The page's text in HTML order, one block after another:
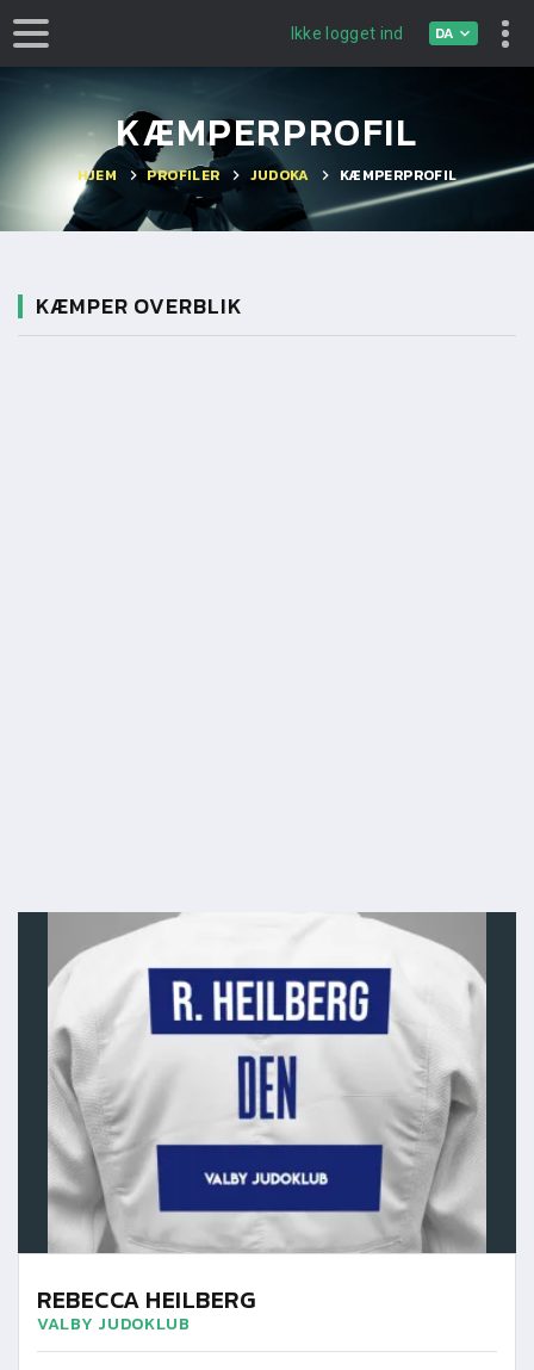
Ikke logget ind DA
KÆMPERPROFIL
HJEM PROFILER JUDOKA KÆMPERPROFIL
KÆMPER OVERBLIK
REBECCA HEILBERG
VALBY JUDOKLUB